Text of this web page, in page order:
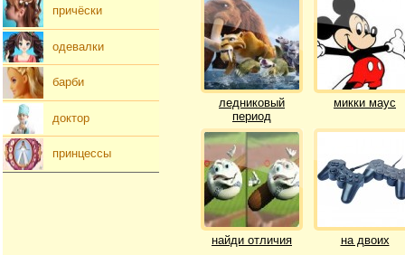
ледниковый
период
микки маус
найди отличия на двоих
причёски
одевалки
барби
доктор
принцессы